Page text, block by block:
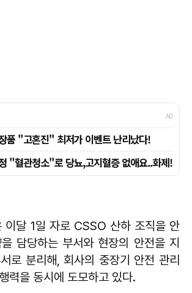
이달 1일 자로 CSSO 산하 조직을 안
담당하는 부서와 현장의 안전을 지
로 분리해, 회사의 중장기 안전 관리
력을 동시에 도모하고 있다.